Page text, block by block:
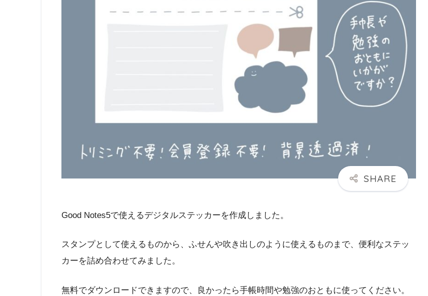
Good Notes5で使えるデジタルステッカーを作成しました。
スタンプとして使えるものから、ふせんや吹き出しのように使えるものまで、便利なステッ
カーを詰め合わせてみました。
無料でダウンロードできますので、良かったら手帳時間や勉強のおともに使ってください。